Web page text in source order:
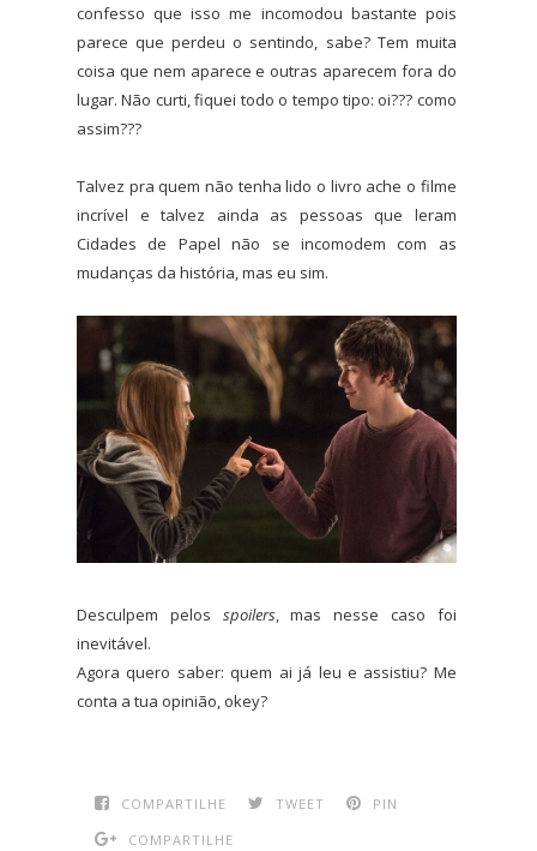
confesso que isso me incomodou bastante pois
parece que perdeu o sentindo, sabe? Tem muita
coisa que nem aparece e outras aparecem fora do
lugar. Não curti, fiquei todo o tempo tipo: oi??? como
assim???
Talvez pra quem não tenha lido o livro ache o filme
incrível e talvez ainda as pessoas que leram
Cidades de Papel não se incomodem com as
mudanças da história, mas eu sim.
Desculpem pelos spoilers, mas nesse caso foi
inevitável.
Agora quero saber: quem ai já leu e assistiu? Me
conta a tua opinião, okey?
COMPARTILHE TWEET
PIN
COMPARTILHE